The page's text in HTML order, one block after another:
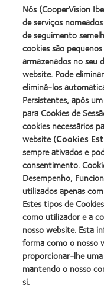
produto
com
MyDay™
(2013)
about
2012
&
2010
Melhores
Empresas
para
Líderes
(2012)
Learn
more
about
ODMA
2011
(2011)
Learn
more
about
2012
REBRAND
100®
Global
Award
(2012)
Os nossos
Tecnologia de
Encontre as suas
Nós (CooperVision
de serviços
de seguimento
cookies são
armazenados no seu
website. Pode
eliminá-los
Persistentes, após
para Cookies de
cookies necessários
website (Cookies
sempre ativados e
consentimento.
Desempenho,
utilizados apenas
Estes tipos de
como utilizador e a
nosso website. Esta
forma como o nosso
proporcionar-lhe
mantendo o nosso
si.